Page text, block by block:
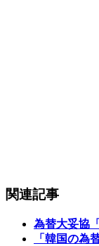
関連記事
為替大妥協
「韓国の為